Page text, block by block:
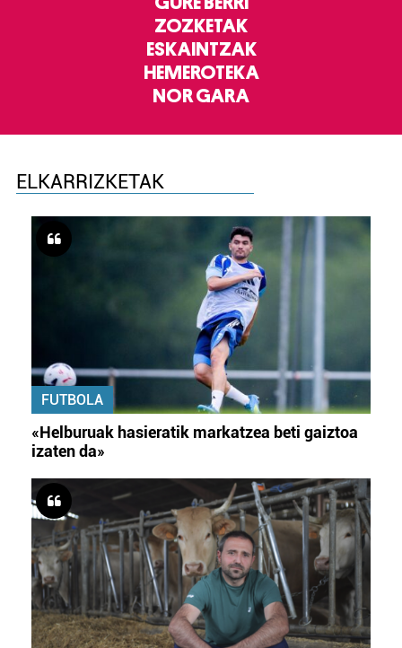
ZOZKETAK
ESKAINTZAK
HEMEROTEKA
NOR GARA
ELKARRIZKETAK
FUTBOLA
«Helburuak hasieratik markatzea beti gaiztoa
izaten da»